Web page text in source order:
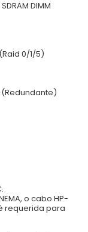
DIMM
0/1/5)
(Redundante)
o cabo HP-
é requerida para